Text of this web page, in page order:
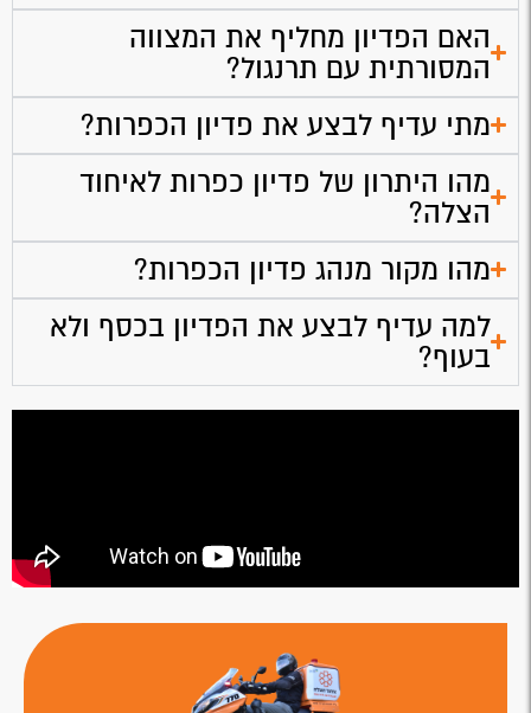
האם הפדיון מחליף את המצווה
המסורתית עם תרנגול?
מתי עדיף לבצע את פדיון הכפרות?
מהו היתרון של פדיון כפרות לאיחוד
הצלה?
מהו מקור מנהג פדיון הכפרות?
למה עדיף לבצע את הפדיון בכסף ולא
בעוף?